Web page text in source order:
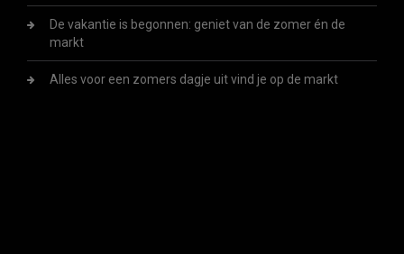
De vakantie is begonnen: geniet van de zomer én de
markt
Alles voor een zomers dagje uit vind je op de markt